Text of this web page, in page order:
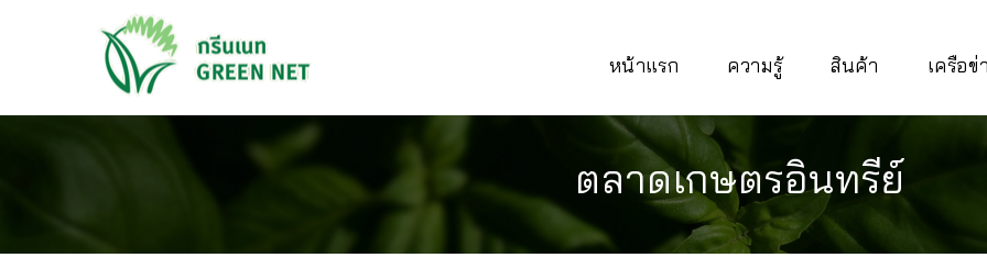
หน้าแรก ความรู้ สินค้า เครือ
ตลาดเกษตรอินทรีย์